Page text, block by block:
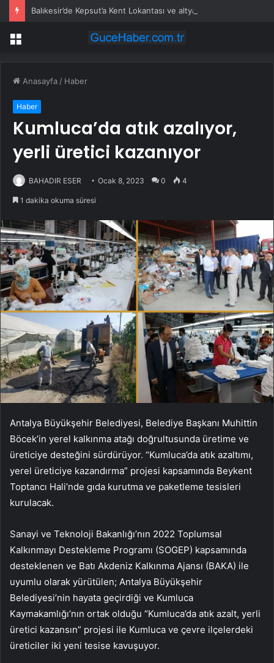
Balıkesir’de Kepsut’a Kent Lokantası ve altyapı desteği
Menü
Anasayfa / Haber
Haber
Kumluca’da atık azalıyor,
yerli üretici kazanıyor
BAHADIR ESER Ocak 8, 2023 0 4
1 dakika okuma süresi
Antalya Büyükşehir Belediyesi, Belediye Başkanı Muhittin
Böcek’in yerel kalkınma atağı doğrultusunda üretime ve
üreticiye desteğini sürdürüyor. “Kumluca’da atık azaltımı,
yerel üreticiye kazandırma” projesi kapsamında Beykent
Toptancı Hali’nde gıda kurutma ve paketleme tesisleri
kurulacak.
Sanayi ve Teknoloji Bakanlığı’nın 2022 Toplumsal
Kalkınmayı Destekleme Programı (SOGEP) kapsamında
desteklenen ve Batı Akdeniz Kalkınma Ajansı (BAKA) ile
uyumlu olarak yürütülen; Antalya Büyükşehir
Belediyesi’nin hayata geçirdiği ve Kumluca
Kaymakamlığı’nın ortak olduğu “Kumluca’da atık azalt, yerli
üretici kazansın” projesi ile Kumluca ve çevre ilçelerdeki
üreticiler iki yeni tesise kavuşuyor.